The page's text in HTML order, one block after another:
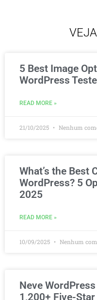
5 Best Image
WordPress
READ MORE »
21/10/2025 Nenhum
What’s the Best
WordPress? 5
2025
READ MORE »
10/09/2025 Nenhum
Neve
1,200+ Five-Star